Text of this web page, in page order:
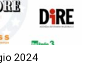
2024